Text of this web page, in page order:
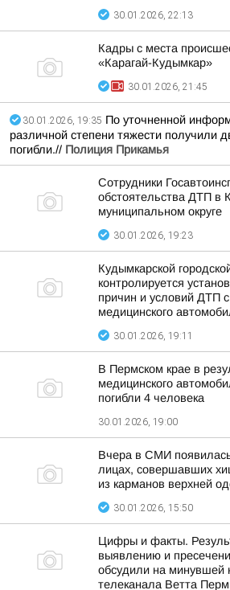
30.01.2026, 22:13
Кадры с места
«Карагай-Кудымкар»
30.01.2026, 21:45
30.01.2026, 19:35 По уточненной
различной степени тяжести получили
погибли.// Полиция Прикамья
Сотрудники
обстоятельства ДТП в
муниципальном округе
30.01.2026, 19:23
Кудымкарской
контролируется
причин и условий ДТП
медицинского
30.01.2026, 19:11
В Пермском крае в
медицинского
погибли 4 человека
30.01.2026, 19:00
Вчера в СМИ
лицах, совершавших
из карманов верхней
30.01.2026, 15:50
Цифры и факты.
выявлению и
обсудили на минувшей
телеканала Ветта